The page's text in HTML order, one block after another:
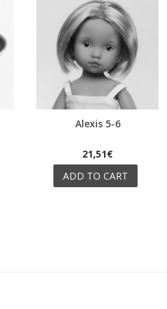
Quick view
Alexis 5-6
21,51€
ADD TO CART